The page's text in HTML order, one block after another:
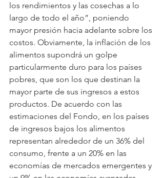
los rendimientos y las cosechas a lo
largo de todo el año”, poniendo
mayor presión hacia adelante sobre los
costos. Obviamente, la inflación de los
alimentos supondrá un golpe
particularmente duro para los países
pobres, que son los que destinan la
mayor parte de sus ingresos a estos
productos. De acuerdo con las
estimaciones del Fondo, en los países
de ingresos bajos los alimentos
representan alrededor de un 36% del
consumo, frente a un 20% en las
economías de mercados emergentes y